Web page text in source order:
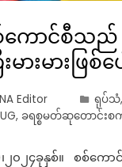
ောင်စီသည်
မားမားဖြစ်
Editor ရုပ်သံ,
, ခရစ္စမတ်ဆုတောင်းစ
၂၀၂၄ခုနှစ်။ စစ်ကော